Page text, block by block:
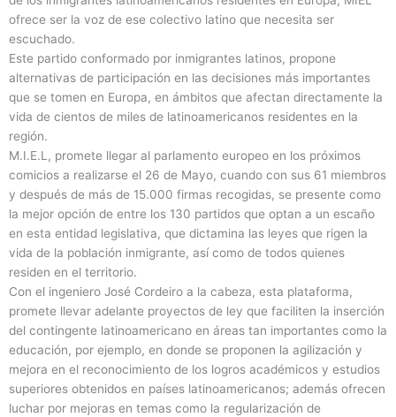
ofrece ser la voz de ese colectivo latino que necesita ser
escuchado.
Este partido conformado por inmigrantes latinos, propone
alternativas de participación en las decisiones más importantes
que se tomen en Europa, en ámbitos que afectan directamente la
vida de cientos de miles de latinoamericanos residentes en la
región.
M.I.E.L, promete llegar al parlamento europeo en los próximos
comicios a realizarse el 26 de Mayo, cuando con sus 61 miembros
y después de más de 15.000 firmas recogidas, se presente como
la mejor opción de entre los 130 partidos que optan a un escaño
en esta entidad legislativa, que dictamina las leyes que rigen la
vida de la población inmigrante, así como de todos quienes
residen en el territorio.
Con el ingeniero José Cordeiro a la cabeza, esta plataforma,
promete llevar adelante proyectos de ley que faciliten la inserción
del contingente latinoamericano en áreas tan importantes como la
educación, por ejemplo, en donde se proponen la agilización y
mejora en el reconocimiento de los logros académicos y estudios
superiores obtenidos en países latinoamericanos; además ofrecen
luchar por mejoras en temas como la regularización de